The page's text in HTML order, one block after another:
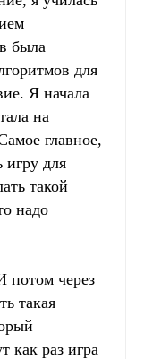
была
для
Я начала
на
главное,
игру для
такой
надо
потом через
такая
как раз игра